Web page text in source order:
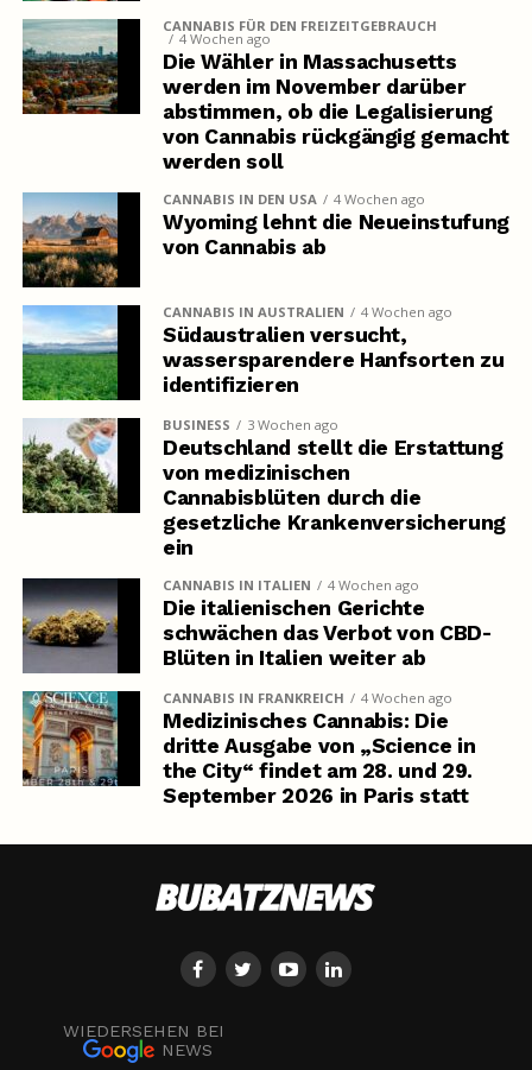
CANNABIS FÜR DEN FREIZEITGEBRAUCH
4 Wochen ago
Die Wähler in Massachusetts
werden im November darüber
abstimmen, ob die Legalisierung
von Cannabis rückgängig gemacht
werden soll
CANNABIS IN DEN USA 4 Wochen ago
Wyoming lehnt die Neueinstufung
von Cannabis ab
CANNABIS IN AUSTRALIEN 4 Wochen ago
Südaustralien versucht,
wassersparendere Hanfsorten zu
identifizieren
BUSINESS 3 Wochen ago
Deutschland stellt die Erstattung
von medizinischen
Cannabisblüten durch die
gesetzliche Krankenversicherung
ein
CANNABIS IN ITALIEN 4 Wochen ago
Die italienischen Gerichte
schwächen das Verbot von CBD-
Blüten in Italien weiter ab
CANNABIS IN FRANKREICH 4 Wochen ago
Medizinisches Cannabis: Die
dritte Ausgabe von „Science in
the City“ findet am 28. und 29.
September 2026 in Paris statt
WIEDERSEHEN BEI
NEWS